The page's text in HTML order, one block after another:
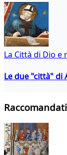
La Città di Dio e
Le due "città"